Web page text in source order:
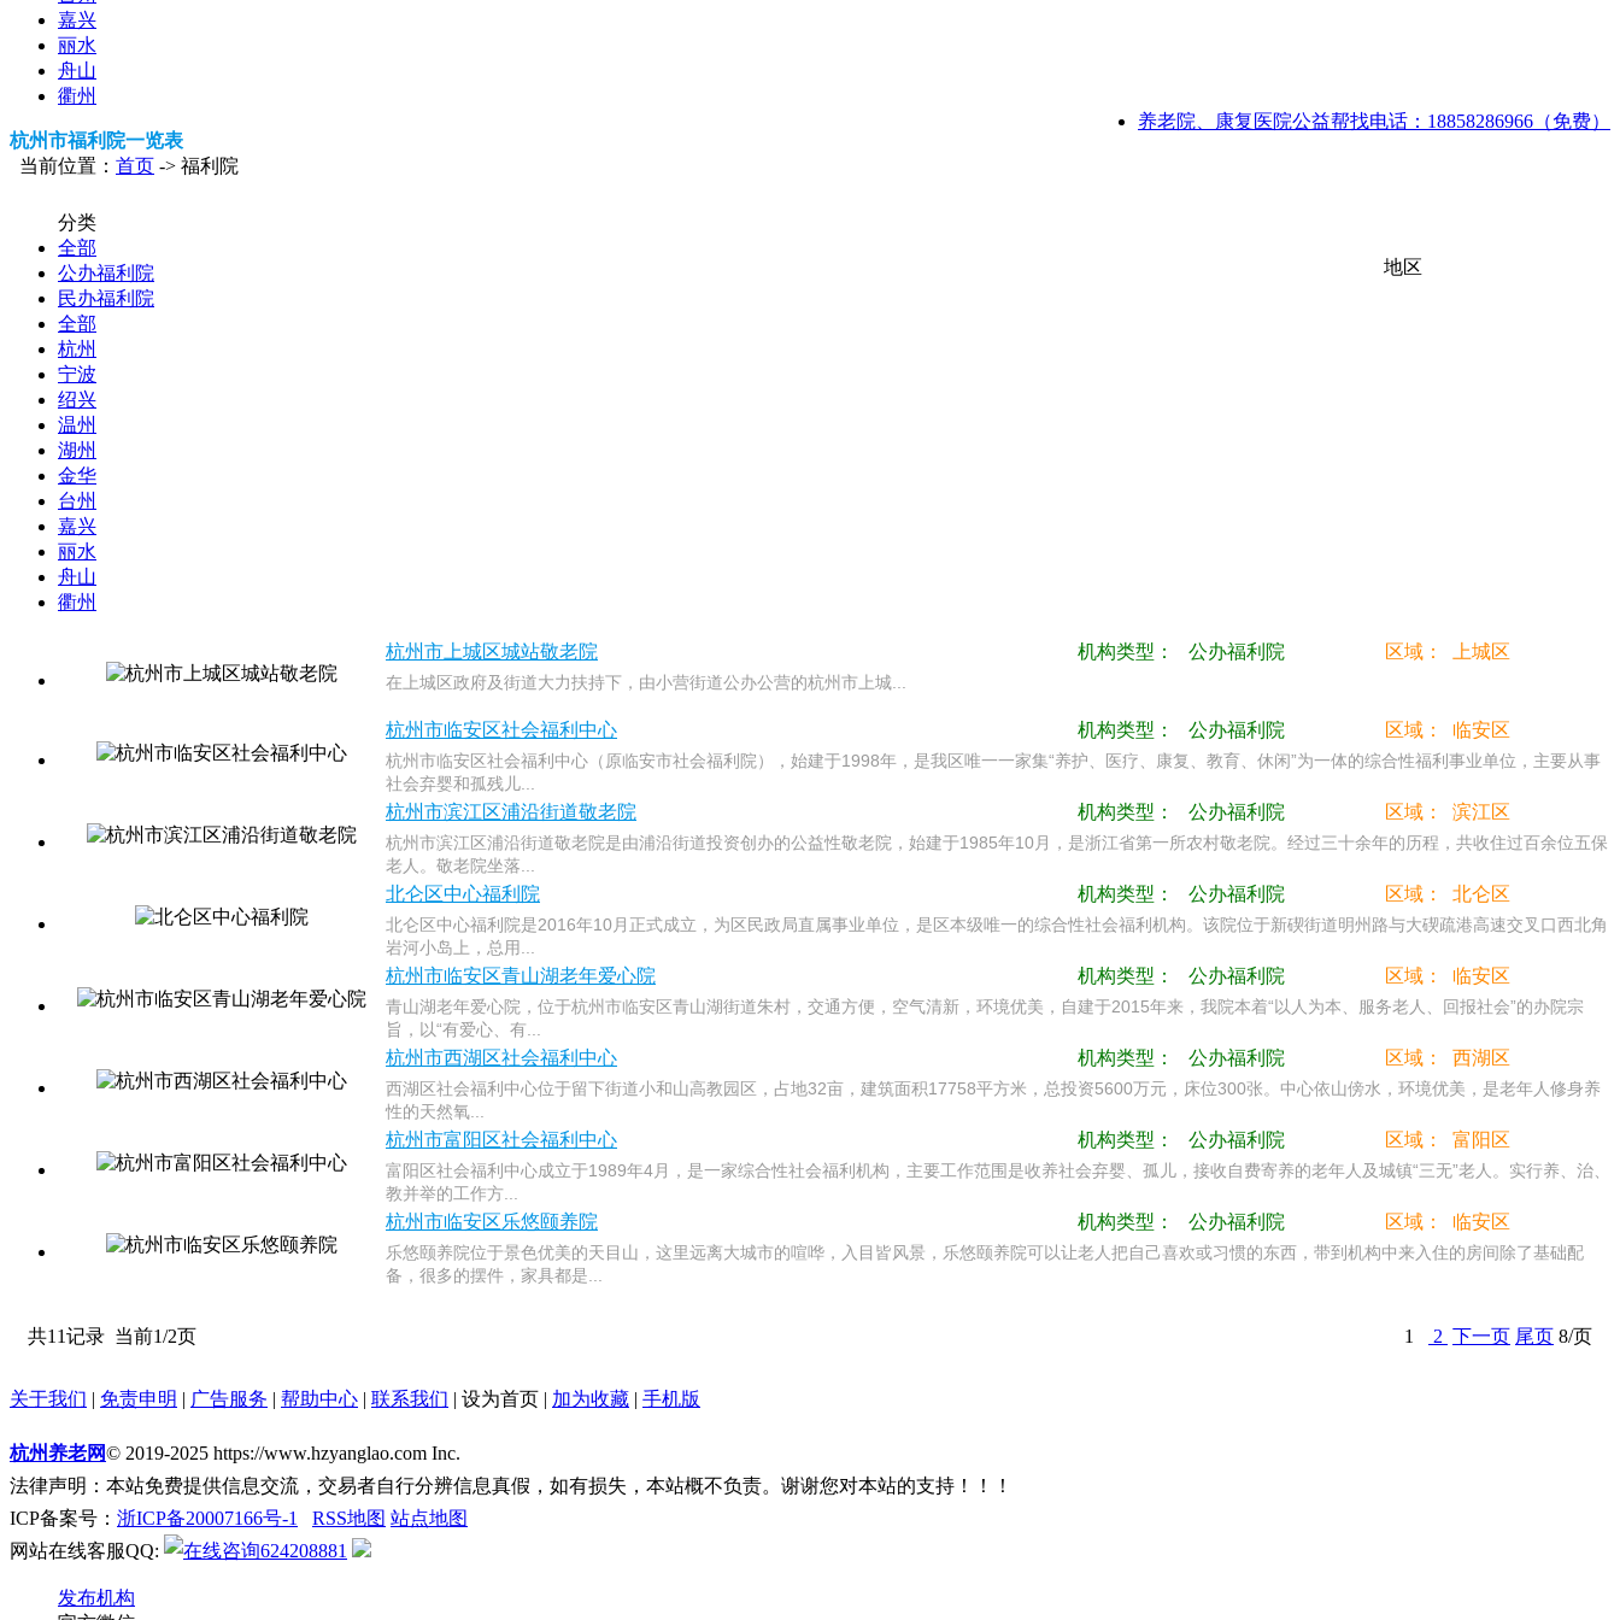
嘉兴
丽水
舟山
衢州
养老院、康复医院公益帮找电话：18858286966（免费）
杭州市福利院一览表
当前位置： 首页 -> 福利院
分类
全部
公办福利院
民办福利院
地区
全部
杭州
宁波
绍兴
温州
湖州
金华
台州
嘉兴
丽水
舟山
衢州
杭州市上城区城站敬老院 机构类型： 公办福利院 区域： 上城区
在上城区政府及街道大力扶持下，由小营街道公办公营的杭州市上城...
杭州市临安区社会福利中心 机构类型： 公办福利院 区域： 临安区
杭州市临安区社会福利中心（原临安市社会福利院），始建于1998年，是我区唯一一家集“养护、医疗、康复、教育、休闲”为一体的综合性福利事业单位，主要从事
社会弃婴和孤残儿...
杭州市滨江区浦沿街道敬老院 机构类型： 公办福利院 区域： 滨江区
杭州市滨江区浦沿街道敬老院是由浦沿街道投资创办的公益性敬老院，始建于1985年10月，是浙江省第一所农村敬老院。经过三十余年的历程，共收住过百余位五保
老人。敬老院坐落...
北仑区中心福利院 机构类型： 公办福利院 区域： 北仑区
北仑区中心福利院是2016年10月正式成立，为区民政局直属事业单位，是区本级唯一的综合性社会福利机构。该院位于新碶街道明州路与大碶疏港高速交叉口西北角
岩河小岛上，总用...
杭州市临安区青山湖老年爱心院 机构类型： 公办福利院 区域： 临安区
青山湖老年爱心院，位于杭州市临安区青山湖街道朱村，交通方便，空气清新，环境优美，自建于2015年来，我院本着“以人为本、服务老人、回报社会”的办院宗
旨，以“有爱心、有...
杭州市西湖区社会福利中心 机构类型： 公办福利院 区域： 西湖区
西湖区社会福利中心位于留下街道小和山高教园区，占地32亩，建筑面积17758平方米，总投资5600万元，床位300张。中心依山傍水，环境优美，是老年人修身养
性的天然氧...
杭州市富阳区社会福利中心 机构类型： 公办福利院 区域： 富阳区
富阳区社会福利中心成立于1989年4月，是一家综合性社会福利机构，主要工作范围是收养社会弃婴、孤儿，接收自费寄养的老年人及城镇“三无”老人。实行养、治、
教并举的工作方...
杭州市临安区乐悠颐养院 机构类型： 公办福利院 区域： 临安区
乐悠颐养院位于景色优美的天目山，这里远离大城市的喧哗，入目皆风景，乐悠颐养院可以让老人把自己喜欢或习惯的东西，带到机构中来入住的房间除了基础配
备，很多的摆件，家具都是...
共11记录 当前1/2页 1 2 下一页 尾页 8/页
关于我们 | 免责申明 | 广告服务 | 帮助中心 | 联系我们 | 设为首页 | 加为收藏 | 手机版
杭州养老网© 2019-2025 https://www.hzyanglao.com Inc.
法律声明：本站免费提供信息交流，交易者自行分辨信息真假，如有损失，本站概不负责。谢谢您对本站的支持！！！
ICP备案号： 浙ICP备20007166号-1 RSS地图 站点地图
网站在线客服QQ:
624208881
发布机构